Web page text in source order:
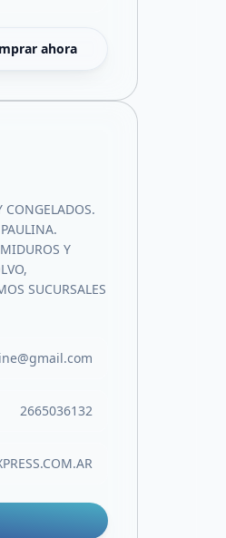
ahora
CONGELADOS.
Y
SUCURSALES
2665036132